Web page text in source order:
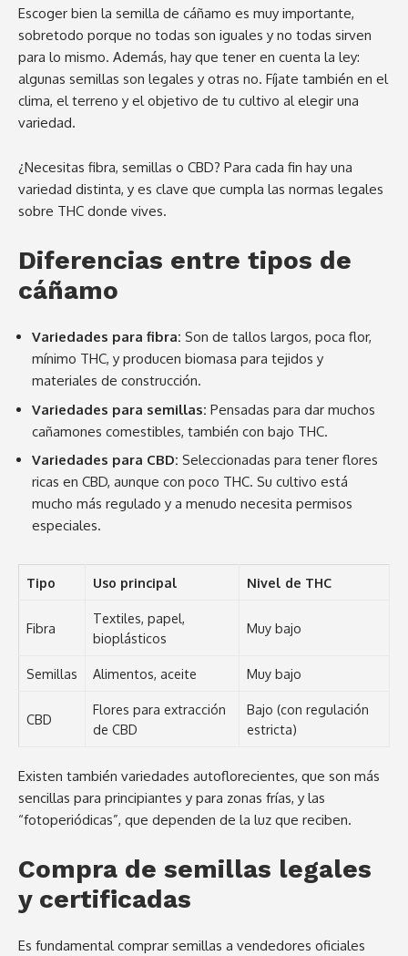
Escoger bien la semilla de cáñamo es muy importante,
sobretodo porque no todas son iguales y no todas sirven
para lo mismo. Además, hay que tener en cuenta la ley:
algunas semillas son legales y otras no. Fíjate también en el
clima, el terreno y el objetivo de tu cultivo al elegir una
variedad.
¿Necesitas fibra, semillas o CBD? Para cada fin hay una
variedad distinta, y es clave que cumpla las normas legales
sobre THC donde vives.
Diferencias entre tipos de
cáñamo
Variedades para fibra: Son de tallos largos, poca flor,
mínimo THC, y producen biomasa para tejidos y
materiales de construcción.
Variedades para semillas: Pensadas para dar muchos
cañamones comestibles, también con bajo THC.
Variedades para CBD: Seleccionadas para tener flores
ricas en CBD, aunque con poco THC. Su cultivo está
mucho más regulado y a menudo necesita permisos
especiales.
Tipo Uso principal Nivel de THC
Fibra
Textiles, papel,
bioplásticos
Muy bajo
Semillas Alimentos, aceite Muy bajo
CBD
Flores para extracción
de CBD
Bajo (con regulación
estricta)
Existen también variedades autoflorecientes, que son más
sencillas para principiantes y para zonas frías, y las
“fotoperiódicas”, que dependen de la luz que reciben.
Compra de semillas legales
y certificadas
Es fundamental comprar semillas a vendedores oficiales